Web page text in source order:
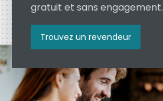
gratuit et sans engagement.
Trouvez un revendeur